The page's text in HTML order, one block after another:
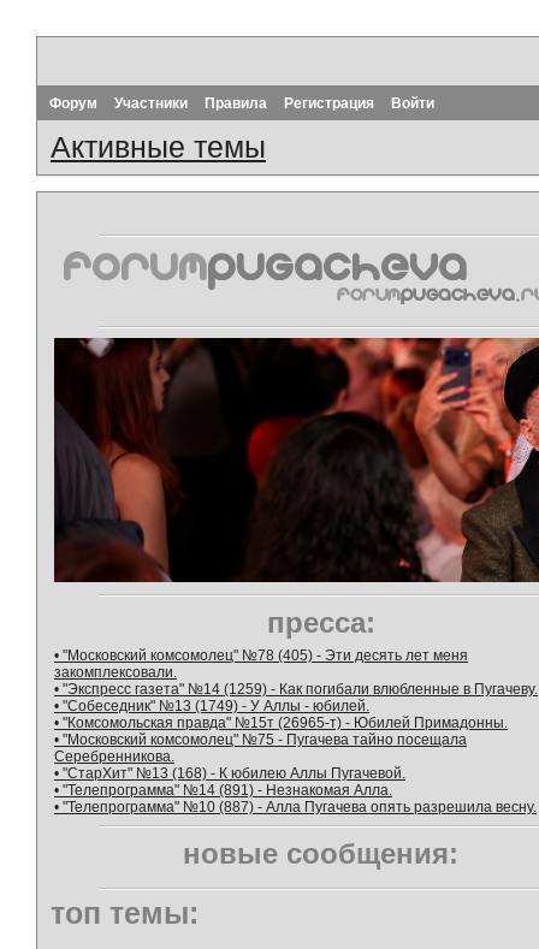
Форум Участники Правила Регистрация Войти
Активные темы
пресса:
• "Московский комсомолец" №78 (405) - Эти десять лет меня
закомплексовали.
• "Экспресс газета" №14 (1259) - Как погибали влюбленные в Пугачеву.
• "Собеседник" №13 (1749) - У Аллы - юбилей.
• "Комсомольская правда" №15т (26965-т) - Юбилей Примадонны.
• "Московский комсомолец" №75 - Пугачева тайно посещала
Серебренникова.
• "СтарХит" №13 (168) - К юбилею Аллы Пугачевой.
• "Телепрограмма" №14 (891) - Незнакомая Алла.
• "Телепрограмма" №10 (887) - Алла Пугачева опять разрешила весну.
новые сообщения:
топ темы: